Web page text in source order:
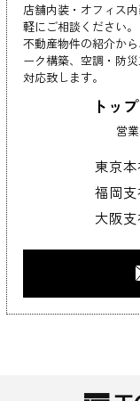
店舗内装・オフィス
軽にご相談ください。
不動産物件の紹介か
ーク構築、空調・防
対応致します。
トッ
営
東京
福岡
大阪